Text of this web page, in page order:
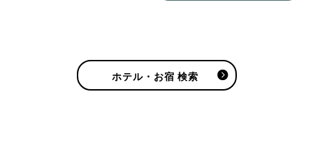
ホテル・お宿 検索